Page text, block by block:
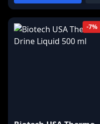
-7%